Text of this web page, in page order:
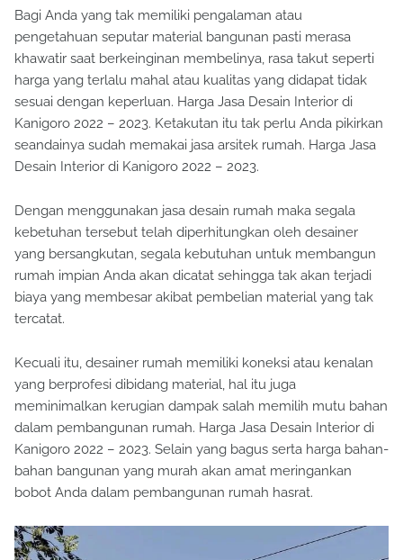
Bagi Anda yang tak memiliki pengalaman atau
pengetahuan seputar material bangunan pasti merasa
khawatir saat berkeinginan membelinya, rasa takut seperti
harga yang terlalu mahal atau kualitas yang didapat tidak
sesuai dengan keperluan. Harga Jasa Desain Interior di
Kanigoro 2022 – 2023. Ketakutan itu tak perlu Anda pikirkan
seandainya sudah memakai jasa arsitek rumah. Harga Jasa
Desain Interior di Kanigoro 2022 – 2023.
Dengan menggunakan jasa desain rumah maka segala
kebetuhan tersebut telah diperhitungkan oleh desainer
yang bersangkutan, segala kebutuhan untuk membangun
rumah impian Anda akan dicatat sehingga tak akan terjadi
biaya yang membesar akibat pembelian material yang tak
tercatat.
Kecuali itu, desainer rumah memiliki koneksi atau kenalan
yang berprofesi dibidang material, hal itu juga
meminimalkan kerugian dampak salah memilih mutu bahan
dalam pembangunan rumah. Harga Jasa Desain Interior di
Kanigoro 2022 – 2023. Selain yang bagus serta harga bahan-
bahan bangunan yang murah akan amat meringankan
bobot Anda dalam pembangunan rumah hasrat.